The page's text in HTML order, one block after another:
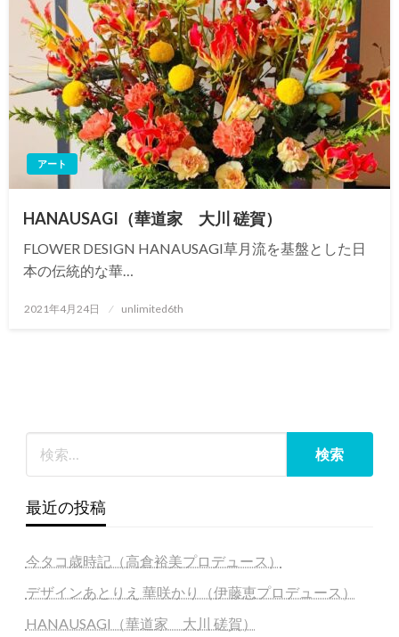
アート
HANAUSAGI（華道家 大川 磋賀）
FLOWER DESIGN HANAUSAGI草月流を基盤とした日
本の伝統的な華…
投
2021年4月24日 unlimited6th
最近の投稿
今タコ歳時記（高倉裕美プロデュース）
デザインあとりえ 華咲かり（伊藤恵プロデュース）
HANAUSAGI（華道家 大川 磋賀）